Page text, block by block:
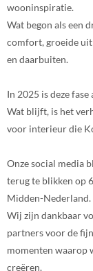
wooninspiratie.
Wat begon als een
comfort, groeide
en daarbuiten.
In 2025 is deze fase
Wat blijft, is het
voor interieur die
Onze social media
terug te blikken op
Midden-Nederland.
Wij zijn dankbaar
partners voor de
momenten waarop
creëren.